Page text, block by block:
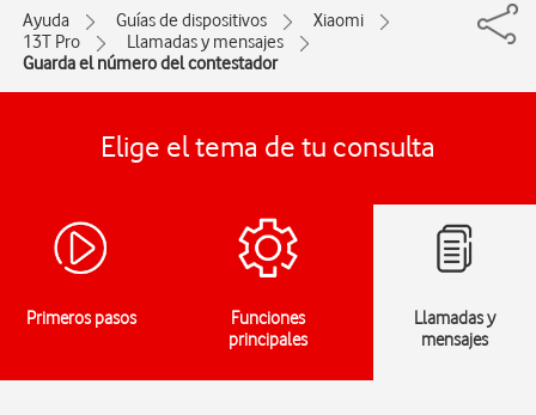
Ayuda Guías de dispositivos
Xiaomi
13T Pro
Llamadas y mensajes
Guarda el número del contestador
Elige el tema de tu consulta
Primeros pasos
Funciones
principales
Llamadas y
mensajes